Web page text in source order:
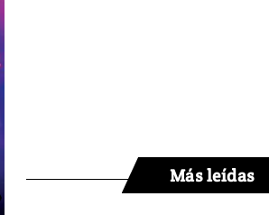
Más leídas